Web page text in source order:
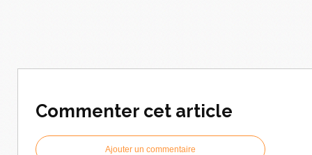
Commenter cet article
Ajouter un commentaire